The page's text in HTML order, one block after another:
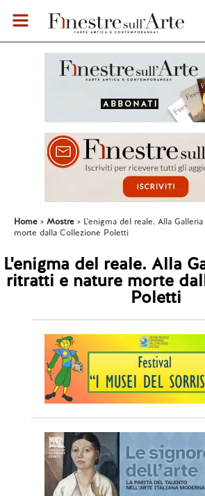
Home Mostre
L'enigma del reale. Alla
morte dalla Collezione Poletti
L'enigma del reale. Alla
ritratti e nature morte
Poletti